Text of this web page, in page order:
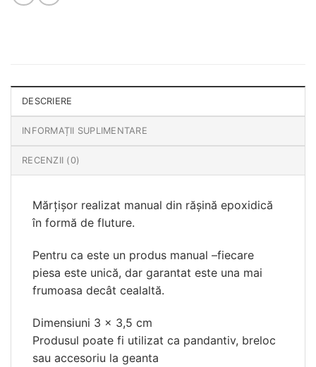
DESCRIERE
INFORMAȚII SUPLIMENTARE
RECENZII (0)
Mărțișor realizat manual din rășină epoxidică
în formă de fluture.
Pentru ca este un produs manual –fiecare
piesa este unică, dar garantat este una mai
frumoasa decât cealaltă.
Dimensiuni 3 x 3,5 cm
Produsul poate fi utilizat ca pandantiv, breloc
sau accesoriu la geanta